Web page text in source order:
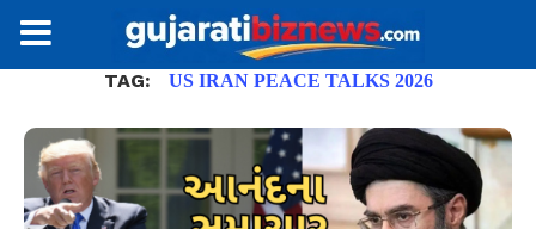
TAG: US IRAN PEACE TALKS 2026